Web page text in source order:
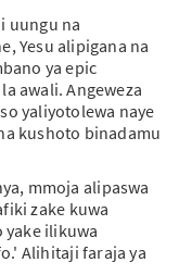
uungu na
Yesu alipigana na
ya epic
awali. Angeweza
yaliyotolewa naye
kushoto binadamu
mmoja alipaswa
zake kuwa
yake ilikuwa
Alihitaji faraja ya